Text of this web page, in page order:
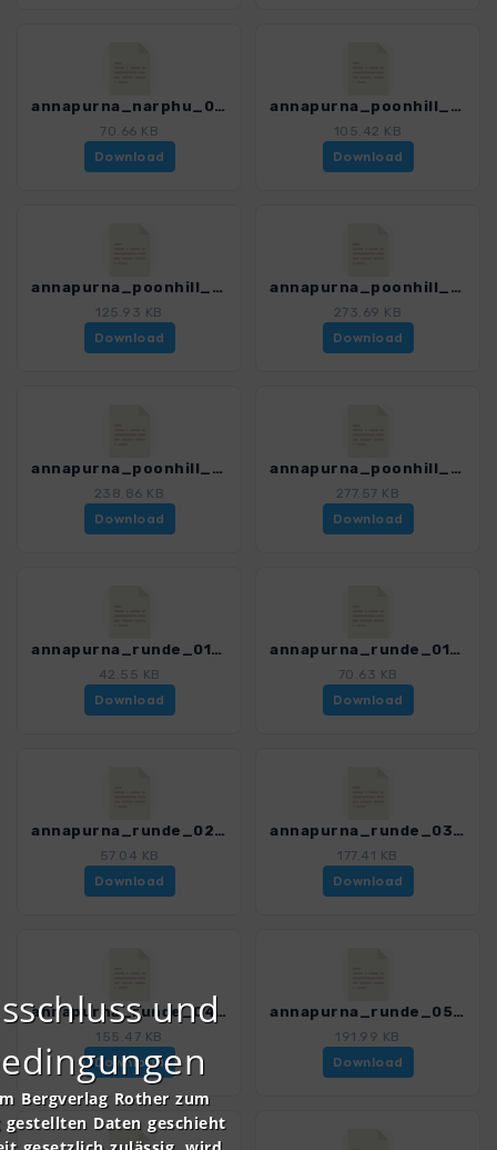
annapurna_narphu_04_nar_ngawal_4394_4.gpx
70.66 KB
Download
annapurna_poonhill_01_nayapul_tikhedhunge_4394_4.gpx
105.42 KB
Download
annapurna_poonhill_02_tikhedhunge_ghorepani_4394_4.gpx
125.93 KB
Download
annapurna_poonhill_03_ghorepani_nayapul_4394_4.gpx
273.69 KB
Download
annapurna_poonhill_variante_ghorepani_ghandruk_mitpoonhill_4394_4.gpx
238.86 KB
Download
annapurna_poonhill_variante_ghorepani_ghandruk_ohnepoonhill_4394_4.gpx
277.57 KB
Download
annapurna_runde_01_besisahar_ngadibazar_4394_4.gpx
42.55 KB
Download
annapurna_runde_01v_besisahar_ngadibazar_4394_4.gpx
70.63 KB
Download
annapurna_runde_02_ngadibazar_jagat_4394_4.gpx
57.04 KB
Download
annapurna_runde_03_jagat_dharapani_4394_4.gpx
177.41 KB
Download
annapurna_runde_04_dharapani_chame_4394_4.gpx
155.47 KB
Download
annapurna_runde_05_chame_pisang_4394_4.gpx
191.99 KB
Download
und
Bergverlag Rother zum
Daten geschieht